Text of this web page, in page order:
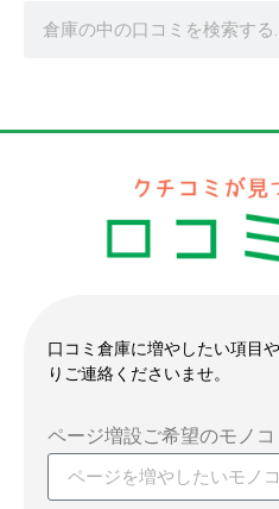
口コミ倉庫に増やしたい項目
りご連絡くださいませ。
ページ増設ご希望のモノコ